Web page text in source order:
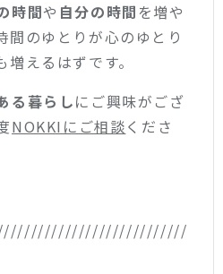
時間や 自分の時間 を増や
間のゆとりが心のゆとり
えるはずです。
る暮らしにご興味がござ
NOKKIにご相談くださ